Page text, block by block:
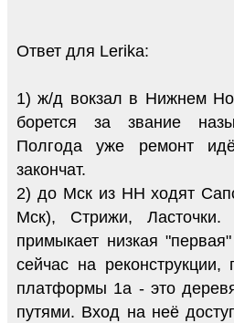
Ответ для Lerika:
1) ж/д вокзал в Нижнем
борется за звание
Полгода уже ремонт
закончат.
2) до Мск из НН ходят
Мск), Стрижи,
примыкает низкая
сейчас на
платформы 1а - это
путями. Вход на неё